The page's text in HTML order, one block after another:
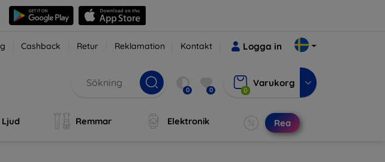
Cashback Retur Reklamation Kontakt Logga in
0 0 0
Varukorg
Ljud Remmar Elektronik Rea